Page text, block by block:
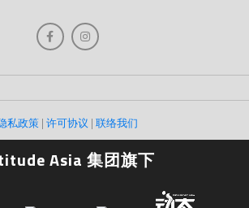
私政策 | 许可协议 | 联络我们
Asia 集团旗下